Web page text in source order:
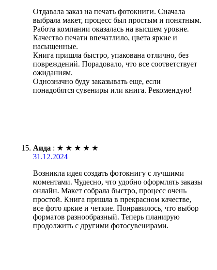
Отдавала заказ на печать фотокниги. Сначала
выбрала макет, процесс был простым и понятным.
Работа компании оказалась на высшем уровне.
Качество печати впечатлило, цвета яркие и
насыщенные.
Книга пришла быстро, упакована отлично, без
повреждений. Порадовало, что все соответствует
ожиданиям.
Однозначно буду заказывать еще, если
понадобятся сувениры или книга. Рекомендую!
Аида : ★ ★ ★ ★ ★
31.12.2024
Возникла идея создать фотокнигу с лучшими
моментами. Чудесно, что удобно оформлять заказы
онлайн. Макет собрала быстро, процесс очень
простой. Книга пришла в прекрасном качестве,
все фото яркие и четкие. Понравилось, что выбор
форматов разнообразный. Теперь планирую
продолжить с другими фотосувенирами.